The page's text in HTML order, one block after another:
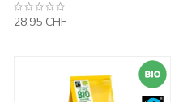
28,95 CHF